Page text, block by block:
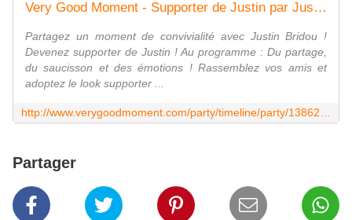
Very Good Moment - Supporter de Justin par Justin Bridou
Partagez un moment de convivialité avec Justin Bridou !
Devenez supporter de Justin ! Au programme : Du partage,
du saucisson et des émotions ! Rassemblez vos amis et
adoptez le look supporter ...
Partager